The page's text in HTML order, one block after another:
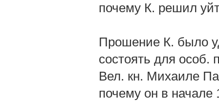
почему К. решил
Прошение К. было
состоять для особ.
Вел. кн. Михаиле
почему он в начале